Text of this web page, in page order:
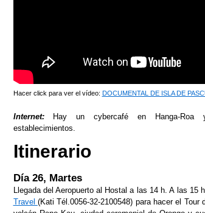
Hacer click para ver el vídeo: DOCUMENTAL DE ISLA DE
Internet:Hay un cybercafé en Hanga-Roa
establecimientos.
Itinerario
Día 26, Martes
Llegada del Aeropuerto al Hostal a las 14 h. A las 15
Travel (Kati Tél.0056-32-2100548) para hacer el Tour